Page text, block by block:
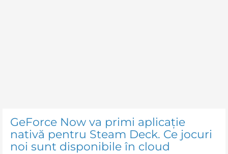
GeForce Now va primi aplicație
nativă pentru Steam Deck. Ce jocuri
noi sunt disponibile în cloud